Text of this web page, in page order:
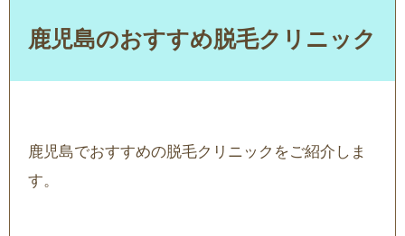
鹿児島のおすすめ脱毛クリニック
鹿児島でおすすめの脱毛クリニックをご紹介しま
す。